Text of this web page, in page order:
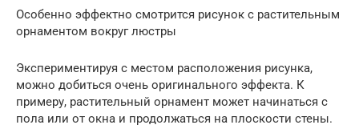
Особенно эффектно смотрится рисунок с растительным
орнаментом вокруг люстры
Экспериментируя с местом расположения рисунка,
можно добиться очень оригинального эффекта. К
примеру, растительный орнамент может начинаться с
пола или от окна и продолжаться на плоскости стены.